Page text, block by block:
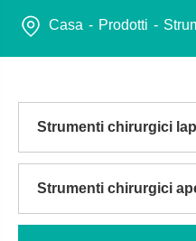
Casa Prodotti
Strumenti chirurgici
Strumenti chirurgici